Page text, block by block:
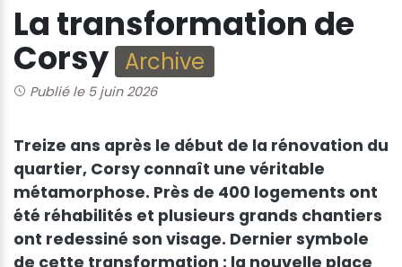
La transformation de
Corsy Archive
Publié le 5 juin 2026
Treize ans après le début de la rénovation du
quartier, Corsy connaît une véritable
métamorphose. Près de 400 logements ont
été réhabilités et plusieurs grands chantiers
ont redessiné son visage. Dernier symbole